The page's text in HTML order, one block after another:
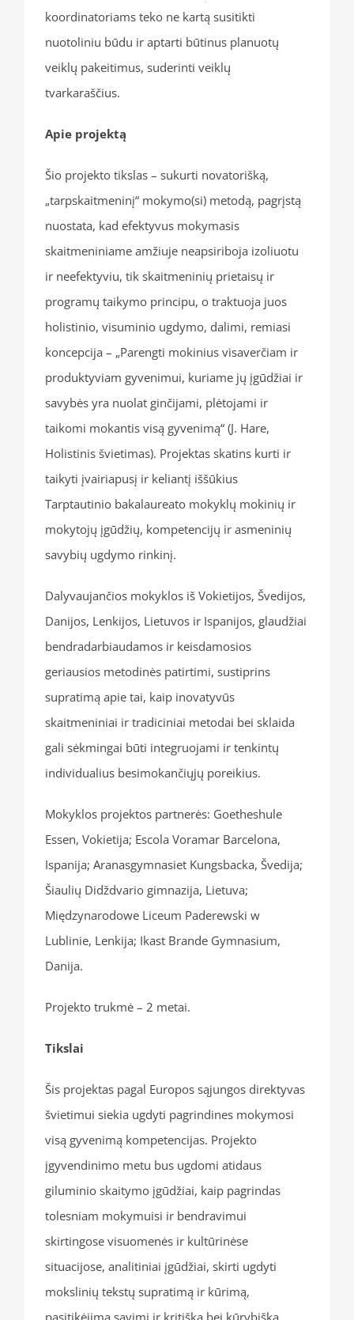
koordinatoriams teko ne kartą susitikti
nuotoliniu būdu ir aptarti būtinus planuotų
veiklų pakeitimus, suderinti veiklų
tvarkaraščius.
Apie projektą
Šio projekto tikslas – sukurti novatorišką,
„tarpskaitmeninį“ mokymo(si) metodą, pagrįstą
nuostata, kad efektyvus mokymasis
skaitmeniniame amžiuje neapsiriboja izoliuotu
ir neefektyviu, tik skaitmeninių prietaisų ir
programų taikymo principu, o traktuoja juos
holistinio, visuminio ugdymo, dalimi, remiasi
koncepcija – „Parengti mokinius visaverčiam ir
produktyviam gyvenimui, kuriame jų įgūdžiai ir
savybės yra nuolat ginčijami, plėtojami ir
taikomi mokantis visą gyvenimą“ (J. Hare,
Holistinis švietimas). Projektas skatins kurti ir
taikyti įvairiapusį ir keliantį iššūkius
Tarptautinio bakalaureato mokyklų mokinių ir
mokytojų įgūdžių, kompetencijų ir asmeninių
savybių ugdymo rinkinį.
Dalyvaujančios mokyklos iš Vokietijos, Švedijos,
Danijos, Lenkijos, Lietuvos ir Ispanijos, glaudžiai
bendradarbiaudamos ir keisdamosios
geriausios metodinės patirtimi, sustiprins
supratimą apie tai, kaip inovatyvūs
skaitmeniniai ir tradiciniai metodai bei sklaida
gali sėkmingai būti integruojami ir tenkintų
individualius besimokančiųjų poreikius.
Mokyklos projektos partnerės: Goetheshule
Essen, Vokietija; Escola Voramar Barcelona,
Ispanija; Aranasgymnasiet Kungsbacka, Švedija;
Šiaulių Didždvario gimnazija, Lietuva;
Międzynarodowe Liceum Paderewski w
Lublinie, Lenkija; Ikast Brande Gymnasium,
Danija.
Projekto trukmė – 2 metai.
Tikslai
Šis projektas pagal Europos sąjungos direktyvas
švietimui siekia ugdyti pagrindines mokymosi
visą gyvenimą kompetencijas. Projekto
įgyvendinimo metu bus ugdomi atidaus
giluminio skaitymo įgūdžiai, kaip pagrindas
tolesniam mokymuisi ir bendravimui
skirtingose visuomenės ir kultūrinėse
situacijose, analitiniai įgūdžiai, skirti ugdyti
mokslinių tekstų supratimą ir kūrimą,
pasitikėjimą savimi ir kritišką bei kūrybišką